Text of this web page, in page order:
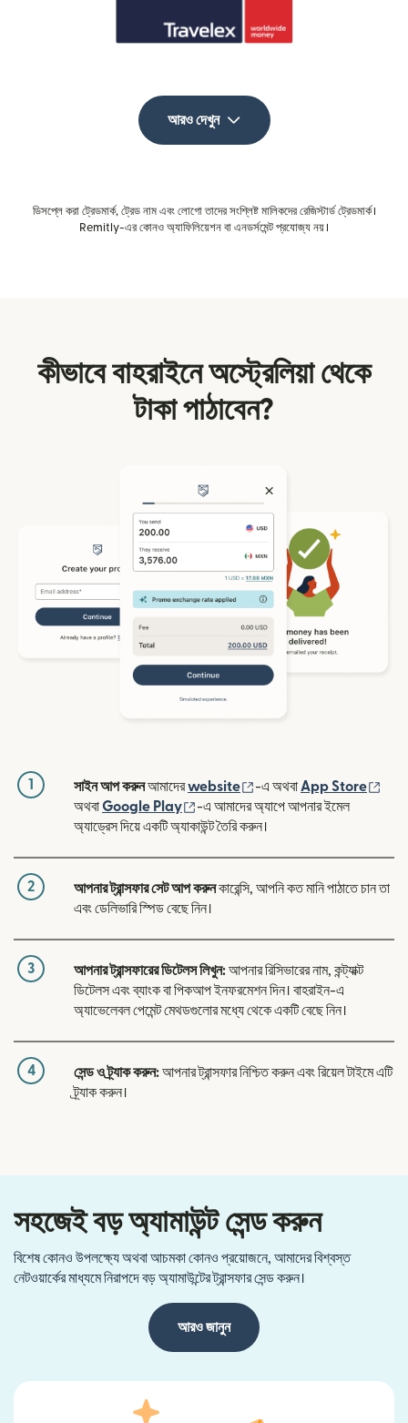
আরও দেখুন
ডিসপ্লে করা ট্রেডমার্ক, ট্রেড নাম এবং লোগো তাদের সংশ্লিষ্ট মালিকদের রেজিস্টার্ড ট্রেডমার্ক।
Remitly-এর কোনও অ্যাফিলিয়েশন বা এনডর্সমেন্ট প্রযোজ্য নয়।
কীভাবে বাহরাইনে অস্ট্রেলিয়া থেকে
টাকা পাঠাবেন?
1 সাইন আপ করুনআমাদেরwebsite (নতুন উইন্ডোতে খুলবে)
-এ অথবা App Store
অথবাGoogle Play (নতুন উইন্ডোতে খুলবে)
-এ আমাদের অ্যাপে আপনার ইমেল
অ্যাড্রেস দিয়ে একটি অ্যাকাউন্ট তৈরি করুন।
2 আপনার ট্রান্সফার সেট আপ করুনকারেন্সি, আপনি কত মানি পাঠাতে চান তা
এবং ডেলিভারি স্পিড বেছে নিন।
3 আপনার ট্রান্সফারের ডিটেলস লিখুন:আপনার রিসিভারের নাম, কন্ট্যাক্ট
ডিটেলস এবং ব্যাংক বা পিকআপ ইনফরমেশন দিন। বাহরাইন-এ
অ্যাভেলেবল পেমেন্ট মেথডগুলোর মধ্যে থেকে একটি বেছে নিন।
4 সেন্ড ও ট্র্যাক করুন:আপনার ট্রান্সফার নিশ্চিত করুন এবং রিয়েল টাইমে এটি
ট্র্যাক করুন।
সহজেই বড় অ্যামাউন্ট সেন্ড করুন
বিশেষ কোনও উপলক্ষ্যে অথবা আচমকা কোনও প্রয়োজনে, আমাদের বিশ্বস্ত
নেটওয়ার্কের মাধ্যমে নিরাপদে বড় অ্যামাউন্টের ট্রান্সফার সেন্ড করুন।
আরও জানুন